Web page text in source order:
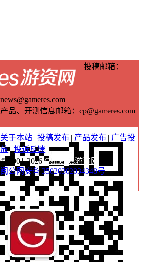
投稿邮箱：
news@gameres.com
产品、开测信息邮箱：cp@gameres.com
关于本站 |投稿发布 | 产品发布 | 广告投
放|投诉反馈
© 2001-2026GameRes游资网
闽公网安备 35020302034348号